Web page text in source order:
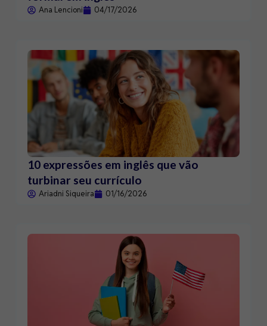
Ana Lencioni 04/17/2026
10 expressões em inglês que vão
turbinar seu currículo
Ariadni Siqueira 01/16/2026